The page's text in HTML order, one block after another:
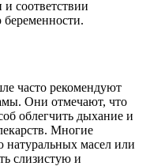
и соответствии
часто рекомендуют
Они отмечают, что
облегчить дыхание и
Многие
масел или
слизистую и